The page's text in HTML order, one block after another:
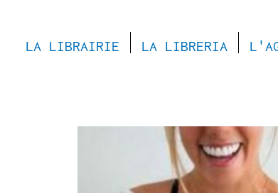
LA LIBRAIRIE LA LIBRERIA